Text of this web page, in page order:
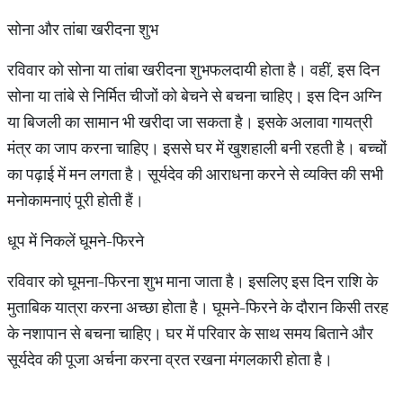
सोना और तांबा खरीदना शुभ
रविवार को सोना या तांबा खरीदना शुभफलदायी होता है। वहीं, इस दिन
सोना या तांबे से निर्मित चीजों को बेचने से बचना चाहिए। इस दिन अग्नि
या बिजली का सामान भी खरीदा जा सकता है। इसके अलावा गायत्री
मंत्र का जाप करना चाहिए। इससे घर में खुशहाली बनी रहती है। बच्चों
का पढ़ाई में मन लगता है। सूर्यदेव की आराधना करने से व्यक्ति की सभी
मनोकामनाएं पूरी होती हैं।
धूप में निकलें घूमने-फिरने
रविवार को घूमना-फिरना शुभ माना जाता है। इसलिए इस दिन राशि के
मुताबिक यात्रा करना अच्छा होता है। घूमने-फिरने के दौरान किसी तरह
के नशापान से बचना चाहिए। घर में परिवार के साथ समय बिताने और
सूर्यदेव की पूजा अर्चना करना व्रत रखना मंगलकारी होता है।